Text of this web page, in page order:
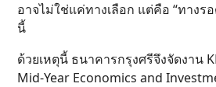
อาจไม่ใช่แค่ทางเลือก แต่คือ “ทางร
นี้
ด้วยเหตุนี้ ธนาคารกรุงศรีจึงจัดงาน
Mid-Year Economics and